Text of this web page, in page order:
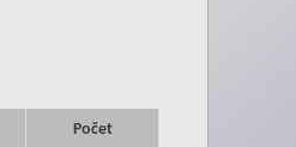
Počet